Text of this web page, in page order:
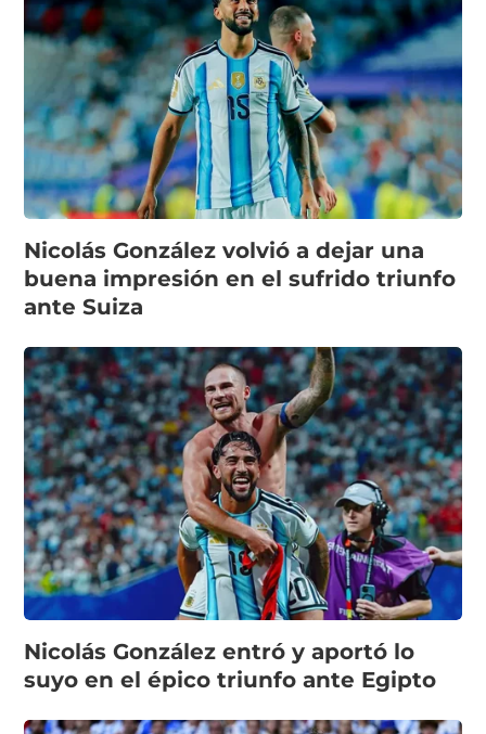
Nicolás González volvió a dejar una
buena impresión en el sufrido triunfo
ante Suiza
Nicolás González entró y aportó lo
suyo en el épico triunfo ante Egipto